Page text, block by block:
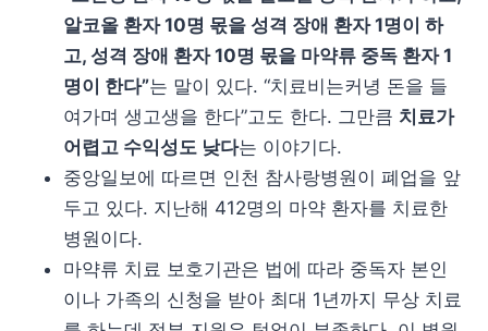
알코올 환자 10명 몫을 성격 장애 환자 1명이 하
고, 성격 장애 환자 10명 몫을 마약류 중독 환자 1
명이 한다”는 말이 있다. “치료비는커녕 돈을 들
여가며 생고생을 한다”고도 한다. 그만큼 치료가
어렵고 수익성도 낮다는 이야기다.
중앙일보에 따르면 인천 참사랑병원이 폐업을 앞
두고 있다. 지난해 412명의 마약 환자를 치료한
병원이다.
마약류 치료 보호기관은 법에 따라 중독자 본인
이나 가족의 신청을 받아 최대 1년까지 무상 치료